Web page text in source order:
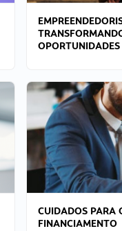
OPORTUNIDADES
CUIDADOS PARA
FINANCIAMENTO